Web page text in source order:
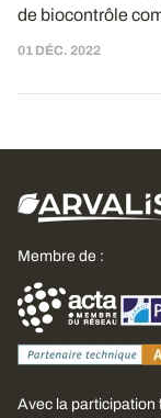
de biocontrôle
01 DÉC. 2022
Membre de :
Avec la participation